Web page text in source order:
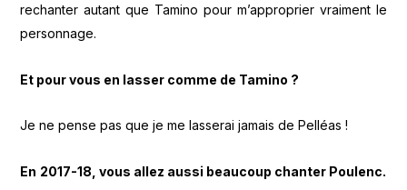
rechanter autant que Tamino pour m’approprier vraiment le
personnage.
Et pour vous en lasser comme de Tamino ?
Je ne pense pas que je me lasserai jamais de Pelléas !
En 2017-18, vous allez aussi beaucoup chanter Poulenc.